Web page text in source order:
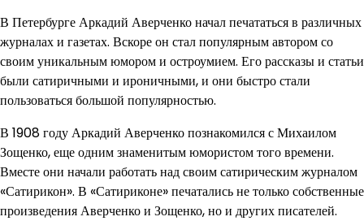
В Петербурге Аркадий Аверченко начал печататься в различных
журналах и газетах. Вскоре он стал популярным автором со
своим уникальным юмором и остроумием. Его рассказы и статьи
были сатиричными и ироничными, и они быстро стали
пользоваться большой популярностью.
В 1908 году Аркадий Аверченко познакомился с Михаилом
Зощенко, еще одним знаменитым юмористом того времени.
Вместе они начали работать над своим сатирическим журналом
«Сатирикон». В «Сатириконе» печатались не только собственные
произведения Аверченко и Зощенко, но и других писателей.